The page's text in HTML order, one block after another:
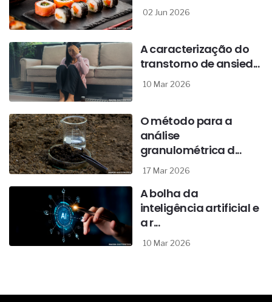
02 Jun 2026
A caracterização do
transtorno de ansied...
10 Mar 2026
O método para a
análise
granulométrica d...
17 Mar 2026
A bolha da
inteligência artificial e
a r...
10 Mar 2026